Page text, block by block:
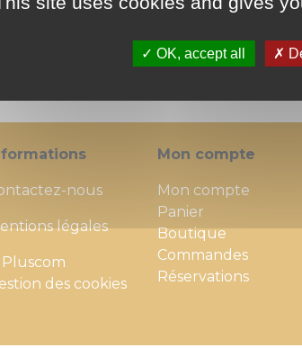
de vos rêves : vous avez vendu votre
qui pourra vous dépanner. Vous
définitif.
nous
légales
des cookies
Mon compte
Mon compte
Panier
Boutique
Commandes
Réservations
OK, accept all